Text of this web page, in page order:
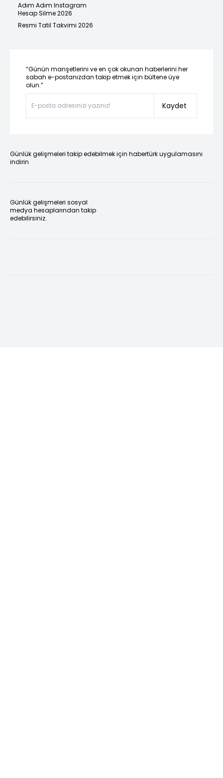
Adım Adım Instagram
Hesap Silme 2026
Resmi Tatil Takvimi 2026
“Günün manşetlerini ve en çok okunan haberlerini her
sabah e-postanızdan takip etmek için bültene üye
olun.”
Kaydet
Günlük gelişmeleri takip edebilmek için habertürk uygulamasını
indirin
Günlük gelişmeleri sosyal
medya hesaplarından takip
edebilirsiniz.